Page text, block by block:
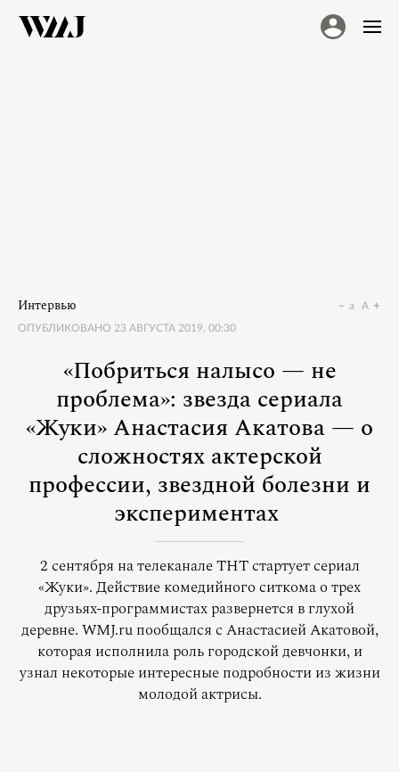
Интервью
ОПУБЛИКОВАНО 23 АВГУСТА 2019, 00:30
a A
«Побриться налысо — не
проблема»: звезда сериала
«Жуки» Анастасия Акатова — о
сложностях актерской
профессии, звездной болезни и
экспериментах
2 сентября на телеканале ТНТ стартует сериал
«Жуки». Действие комедийного ситкома о трех
друзьях-программистах развернется в глухой
деревне. WMJ.ru пообщался с Анастасией Акатовой,
которая исполнила роль городской девчонки, и
узнал некоторые интересные подробности из жизни
молодой актрисы.